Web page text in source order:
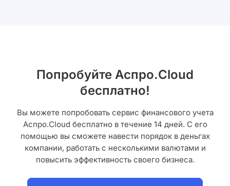
Попробуйте Аспро.Cloud
бесплатно!
Вы можете попробовать сервис финансового учета
Аспро.Cloud бесплатно в течение 14 дней. С его
помощью вы сможете навести порядок в деньгах
компании, работать с несколькими валютами и
повысить эффективность своего бизнеса.